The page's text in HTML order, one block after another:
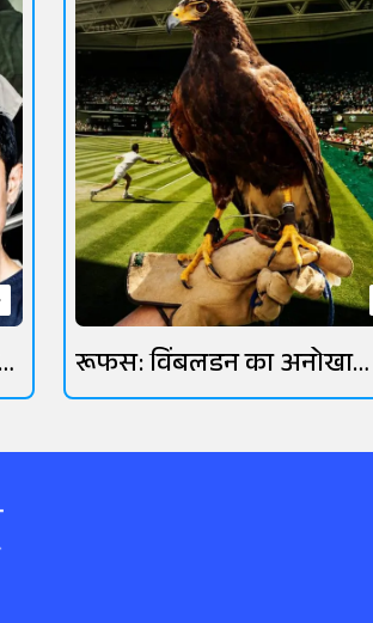
रूफस: विंबलडन का अनोखा
आसमानी रक्षक